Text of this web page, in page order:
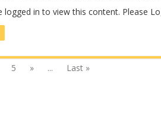
logged in to view this content. Please
5 » ... Last »